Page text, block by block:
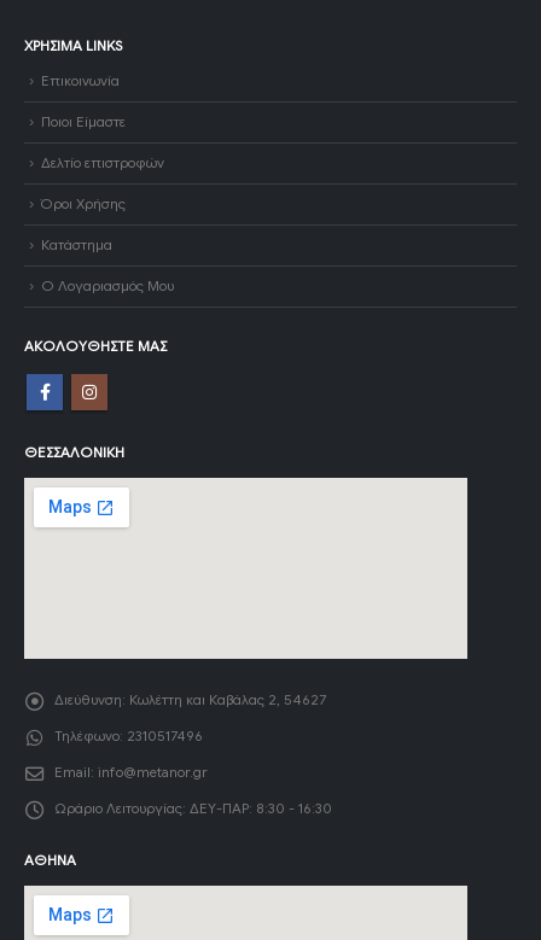
ΧΡΉΣΙΜΑ LINKS
Επικοινωνία
Ποιοι Είμαστε
Δελτίο επιστροφών
Όροι Χρήσης
Κατάστημα
Ο Λογαριασμός Μου
ΑΚΟΛΟΥΘΉΣΤΕ ΜΑΣ
ΘΕΣΣΑΛΟΝΊΚΗ
Διεύθυνση: Κωλέττη και Καβάλας 2, 54627
Τηλέφωνο: 2310517496
Email: info@metanor.gr
Ωράριο Λειτουργίας: ΔΕΥ-ΠΑΡ: 8:30 - 16:30
ΑΘΉΝΑ